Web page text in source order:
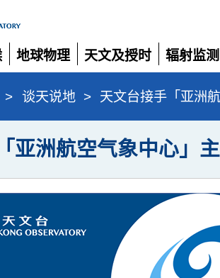
地球物理
展
开
天文及授时
展
开
辐射监测
展
开
> 谈天说地 > 天文台接手「亚洲
亚洲航空气象中心」